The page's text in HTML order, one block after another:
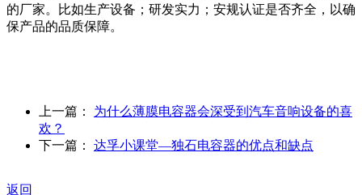
的厂家。比如生产设备；研发实力；安规认证是否齐全，以确
保产品的品质保障。
上一篇： 为什么薄膜电容器会深受到汽车音响设备的喜
欢？
下一篇： 达孚小课堂—独石电容器的优点和缺点
返回